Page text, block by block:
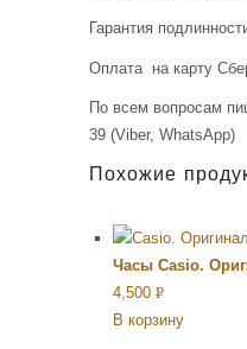
Гарантия
Оплата на карту
По всем вопросам
39 (Viber, WhatsApp)
Похожие
Часы Casio.
4,500 Р
УБ.
В корзину